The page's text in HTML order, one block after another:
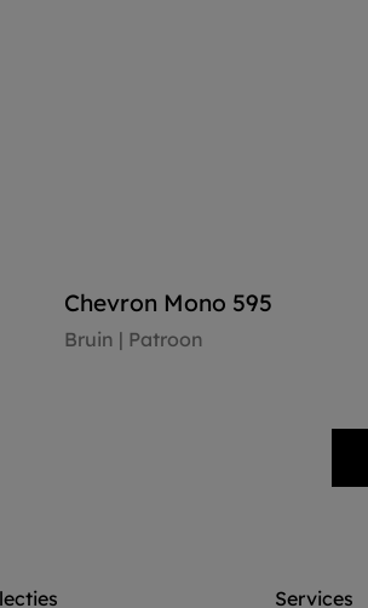
Chevron Mono 595
Bruin | Patroon
Services